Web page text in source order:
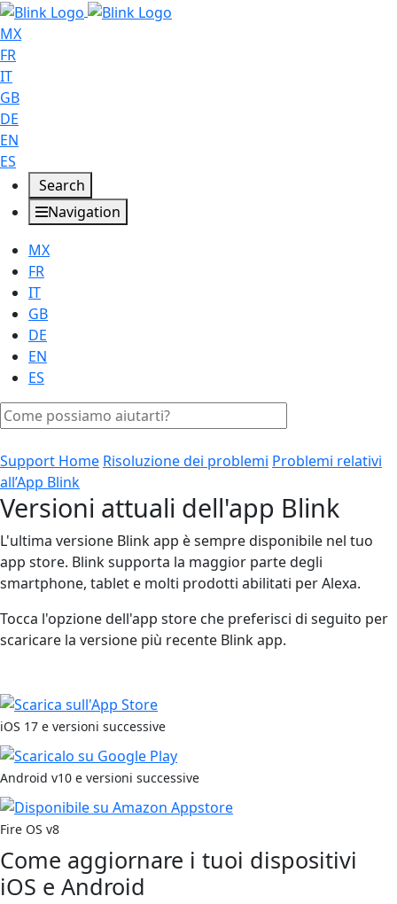
MX
FR
IT
GB
DE
EN
ES
Search
Navigation
MX
FR
IT
GB
DE
EN
ES
Support Home Risoluzione dei problemi Problemi relativi
all’App Blink
Versioni attuali dell'app Blink
L'ultima versione Blink app è sempre disponibile nel tuo
app store. Blink supporta la maggior parte degli
smartphone, tablet e molti prodotti abilitati per Alexa.
Tocca l'opzione dell'app store che preferisci di seguito per
scaricare la versione più recente Blink app.
iOS 17 e versioni successive
Android v10 e versioni successive
Fire OS v8
Come aggiornare i tuoi dispositivi
iOS e Android